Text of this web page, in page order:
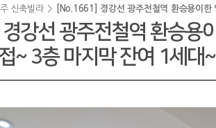
강선 광주전철역 환승용
~ 3층 마지막 잔여 1세대
신축빌라 > [No.1661] 경강선 광주전철역 환승용이